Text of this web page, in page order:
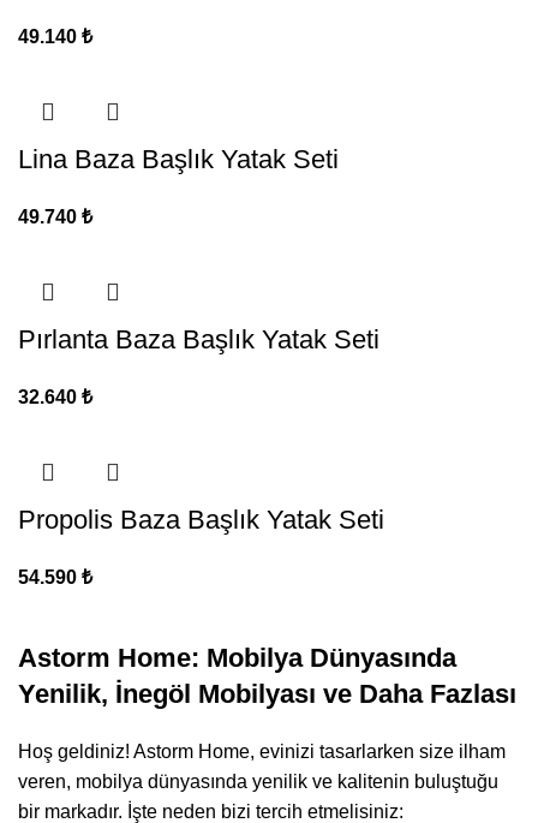
49.140 ₺
Lina Baza Başlık Yatak Seti
49.740 ₺
Pırlanta Baza Başlık Yatak Seti
32.640 ₺
Propolis Baza Başlık Yatak Seti
54.590 ₺
Astorm Home: Mobilya Dünyasında
Yenilik, İnegöl Mobilyası ve Daha Fazlası
Hoş geldiniz! Astorm Home, evinizi tasarlarken size ilham
veren, mobilya dünyasında yenilik ve kalitenin buluştuğu
bir markadır. İşte neden bizi tercih etmelisiniz: